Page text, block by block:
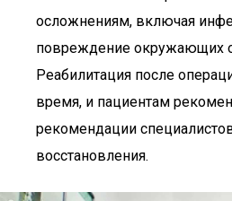
осложнениям, включая
повреждение окружающих
Реабилитация после
время, и пациентам
рекомендации
восстановления.